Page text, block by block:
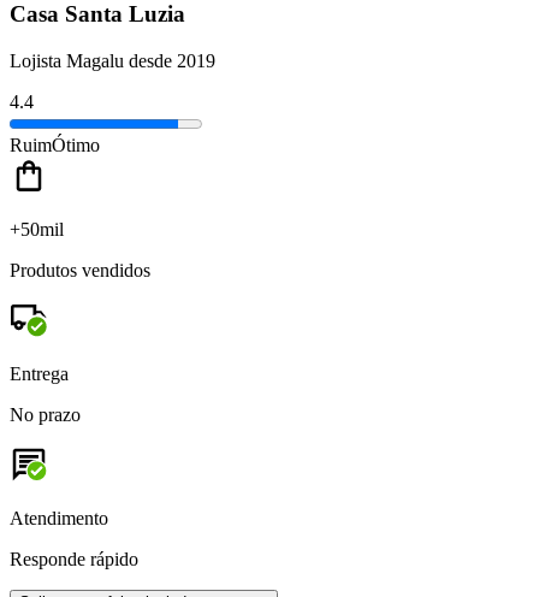
Casa Santa Luzia
Lojista Magalu desde 2019
4.4
RuimÓtimo
+50mil
Produtos vendidos
Entrega
No prazo
Atendimento
Responde rápido